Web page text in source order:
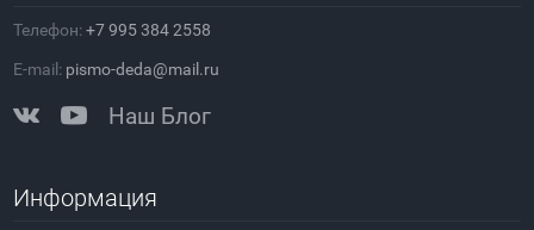
Телефон:+7 995 384 2558
E-mail: pismo-deda@mail.ru
Наш Блог
Информация